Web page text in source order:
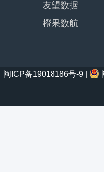
友望数据
橙果数航
闽ICP备19018186号-9